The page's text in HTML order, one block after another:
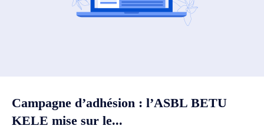
Campagne d’adhésion : l’ASBL BETU
KELE mise sur le...